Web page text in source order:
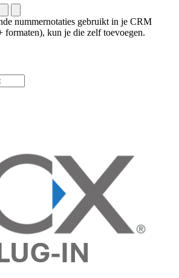
nummernotaties gebruikt in je CRM
formaten), kun je die zelf toevoegen.